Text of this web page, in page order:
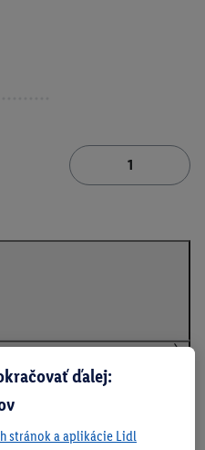
ďalej:
stránok a aplikácie Lidl